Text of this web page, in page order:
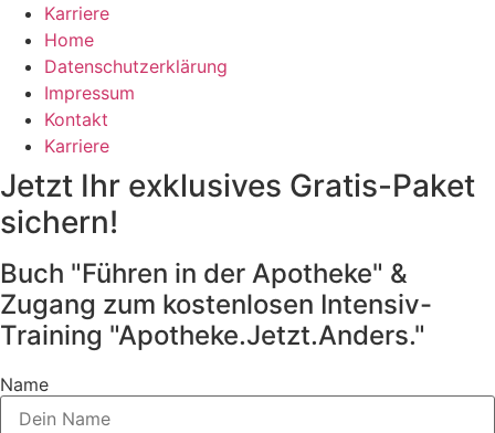
Karriere
Home
Datenschutzerklärung
Impressum
Kontakt
Karriere
Jetzt Ihr exklusives Gratis-Paket
sichern!
Buch "Führen in der Apotheke" &
Zugang zum kostenlosen Intensiv-
Training "Apotheke.Jetzt.Anders."
Name